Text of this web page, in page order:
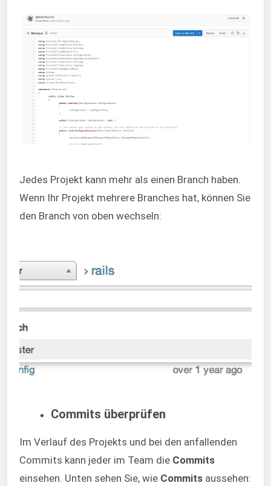
Jedes Projekt kann mehr als einen Branch haben.
Wenn Ihr Projekt mehrere Branches hat, können Sie
den Branch von oben wechseln:
Commits überprüfen
Im Verlauf des Projekts und bei den anfallenden
Commits kann jeder im Team die Commits
einsehen. Unten sehen Sie, wie Commits aussehen: